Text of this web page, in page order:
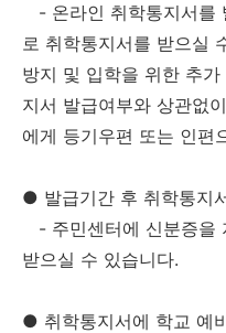
- 온라인 취학통지서를
로 취학통지서를 받으실
방지 및 입학을 위한 추
지서 발급여부와 상관없
에게 등기우편 또는 인편
● 발급기간 후 취학통지
- 주민센터에 신분증을
받으실 수 있습니다.
● 취학통지서에 학교 예